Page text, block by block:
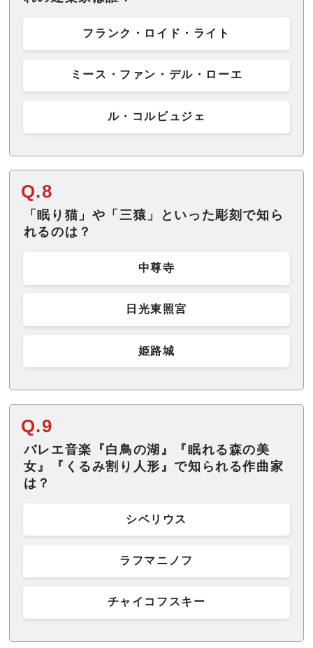
フランク・ロイド・ライト
ミース・ファン・デル・ローエ
ル・コルビュジェ
Q.8
「眠り猫」や「三猿」といった彫刻で知ら
れるのは？
中尊寺
日光東照宮
姫路城
Q.9
バレエ音楽『白鳥の湖』『眠れる森の美
女』『くるみ割り人形』で知られる作曲家
は？
シベリウス
ラフマニノフ
チャイコフスキー